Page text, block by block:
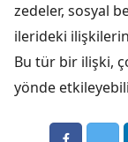
zedeler, sosyal
ilerideki
Bu tür bir ilişki,
yönde